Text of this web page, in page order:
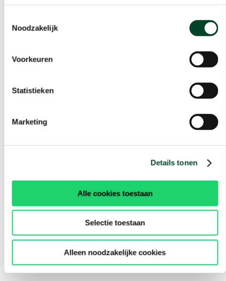
Noodzakelijk
Voorkeuren
Statistieken
Marketing
Details tonen
Alle cookies toestaan
Selectie toestaan
Alleen noodzakelijke cookies